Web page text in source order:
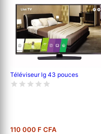
Téléviseur lg 43 pouces
110 000 F CFA